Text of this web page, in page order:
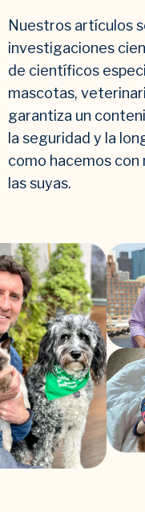
Nuestros artículos
investigaciones
de científicos
mascotas,
garantiza un
la seguridad y la
como hacemos con
las suyas.